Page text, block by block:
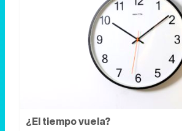
¿El tiempo vuela?